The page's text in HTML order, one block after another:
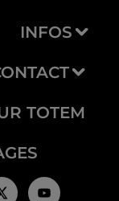
INFOS
TOTEM